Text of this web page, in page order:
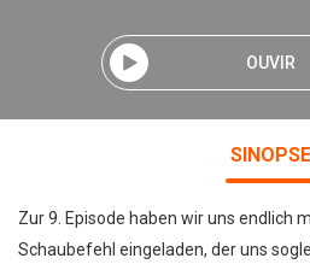
OUVIR
SINOPSE
Zur 9. Episode haben wir uns endlich
Schaubefehl eingeladen, der uns